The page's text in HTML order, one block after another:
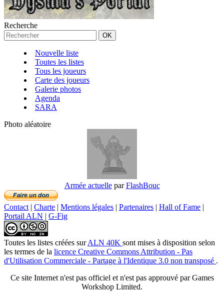
Recherche
Nouvelle liste
Toutes les listes
Tous les joueurs
Carte des joueurs
Galerie photos
Agenda
SARA
Photo aléatoire
Armée actuelleparFlashBouc
Contact | Charte | Mentions légales | Partenaires | Hall of Fame |
Portail ALN | G-Fig
Toutes les listes créées surALN 40K sont mises à disposition selon
les termes de la licence Creative Commons Attribution - Pas
d'Utilisation Commerciale - Partage à l'Identique 3.0 non transposé .
Ce site Internet n'est pas officiel et n'est pas approuvé par Games
Workshop Limited.